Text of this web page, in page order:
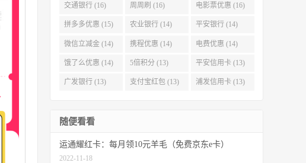
交通银行 (16) 周周刷 (16) 电影票优惠 (16)
拼多多优惠 (15) 农业银行 (14) 平安银行 (14)
微信立减金 (14) 携程优惠 (14) 电费优惠 (14)
饿了么优惠 (14) 5倍积分 (13) 平安信用卡 (13)
广发银行 (13) 支付宝红包 (13) 浦发信用卡 (13)
随便看看
运通耀红卡：每月领10元羊毛（免费京东e卡）
2022-11-18